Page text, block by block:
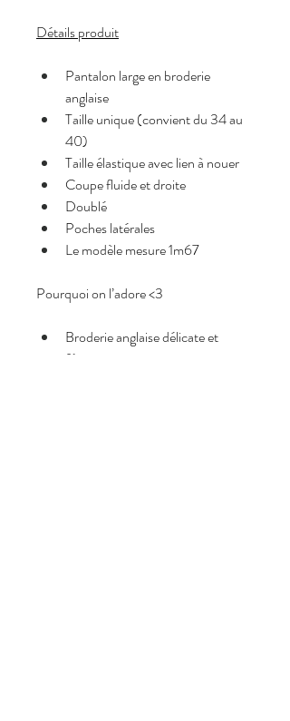
Détails produit
Pantalon large en broderie
anglaise
Taille unique (convient du 34 au
40)
Taille élastique avec lien à nouer
Coupe fluide et droite
Doublé
Poches latérales
Le modèle mesure 1m67
Pourquoi on l’adore <3
Broderie anglaise délicate et
féminine